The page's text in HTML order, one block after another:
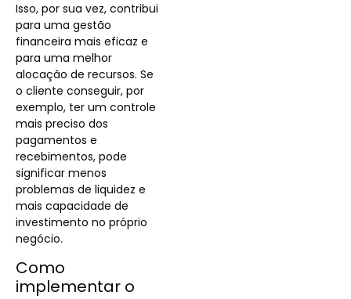
Isso, por sua vez, contribui
para uma gestão
financeira mais eficaz e
para uma melhor
alocação de recursos. Se
o cliente conseguir, por
exemplo, ter um controle
mais preciso dos
pagamentos e
recebimentos, pode
significar menos
problemas de liquidez e
mais capacidade de
investimento no próprio
negócio.
Como
implementar o